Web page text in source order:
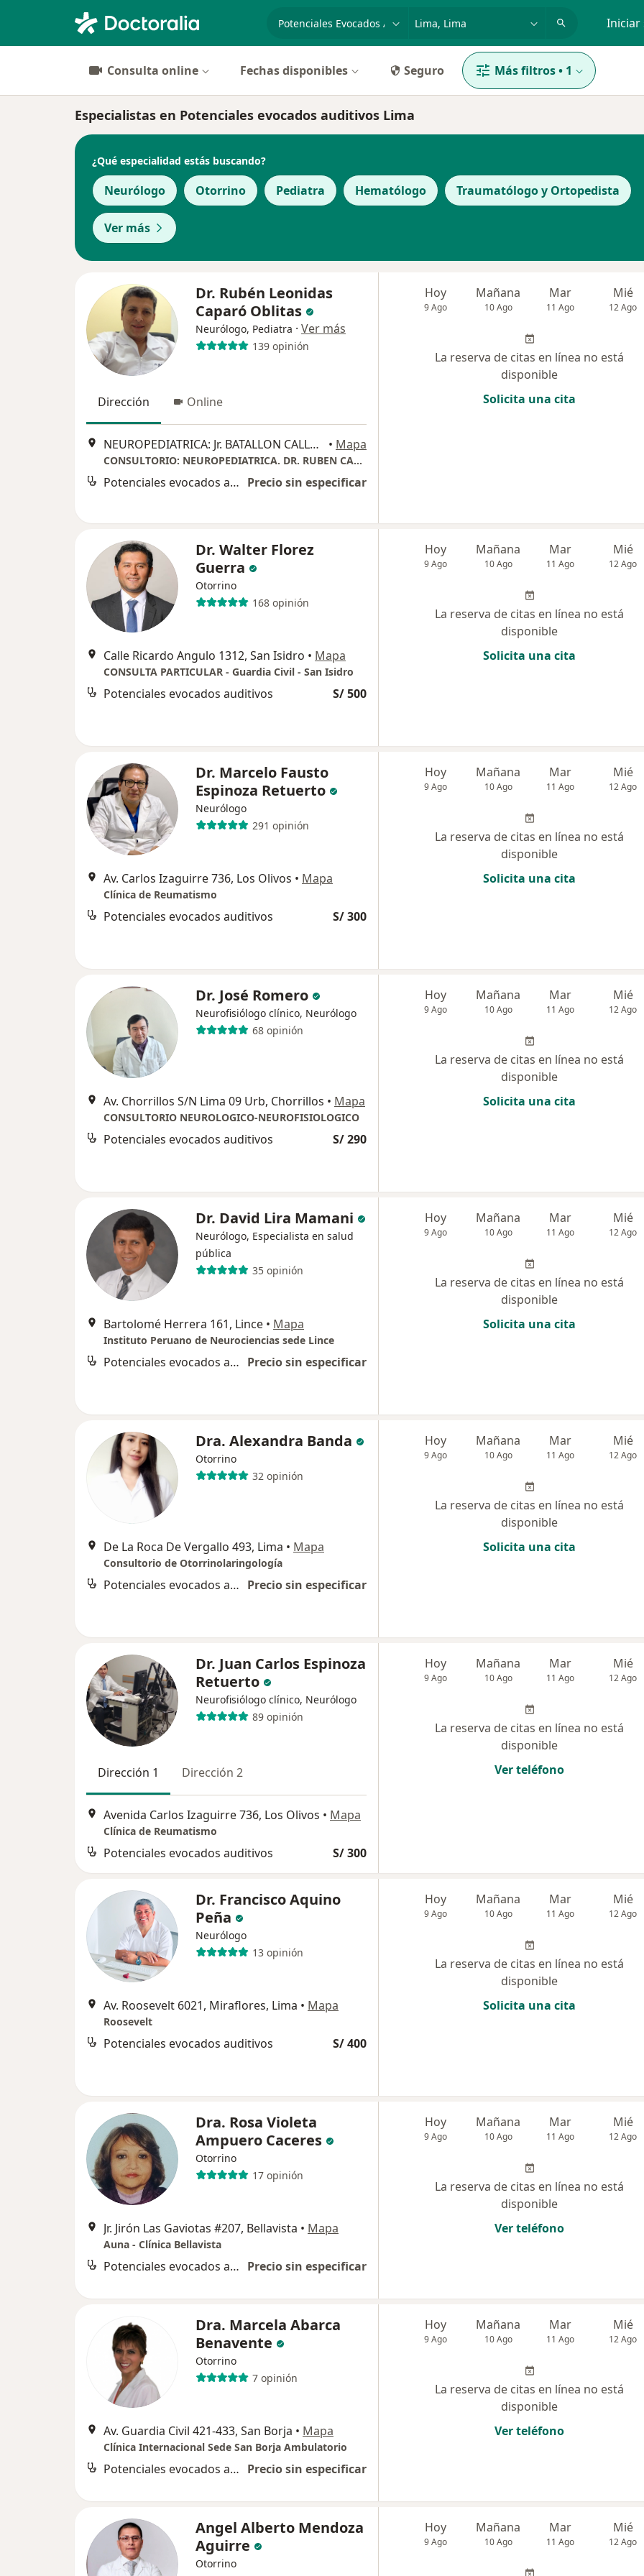
Iniciar
Consulta online Fechas disponibles Seguro Más filtros• 1
Especialistas en Potenciales evocados auditivos Lima
¿Qué especialidad estás buscando?
Neurólogo Otorrino Pediatra Hematólogo Traumatólogo y Ortopedista
Ver más
Dr. Rubén Leonidas
Caparó Oblitas
Neurólogo, Pediatra · Ver más
139 opinión
Dirección Online
NEUROPEDIATRICA: Jr. BATALLON CALLAO SUR N° 169, 3ER PISO, Oficina 305. Urb. Las Gardenias Santiago de Surco ., Lima • Mapa
CONSULTORIO: NEUROPEDIATRICA. DR. RUBEN CAPARO O.
Potenciales evocados auditivos Precio sin especificar
Hoy
9 Ago
Mañana
10 Ago
Mar
11 Ago
Mié
12 Ago
La reserva de citas en línea no está
disponible
Solicita una cita
Dr. Walter Florez
Guerra
Otorrino
168 opinión
Calle Ricardo Angulo 1312, San Isidro • Mapa
CONSULTA PARTICULAR - Guardia Civil - San Isidro
Potenciales evocados auditivos S/ 500
Hoy
9 Ago
Mañana
10 Ago
Mar
11 Ago
Mié
12 Ago
La reserva de citas en línea no está
disponible
Solicita una cita
Dr. Marcelo Fausto
Espinoza Retuerto
Neurólogo
291 opinión
Av. Carlos Izaguirre 736, Los Olivos • Mapa
Clínica de Reumatismo
Potenciales evocados auditivos S/ 300
Hoy
9 Ago
Mañana
10 Ago
Mar
11 Ago
Mié
12 Ago
La reserva de citas en línea no está
disponible
Solicita una cita
Dr. José Romero
Neurofisiólogo clínico, Neurólogo
68 opinión
Av. Chorrillos S/N Lima 09 Urb, Chorrillos • Mapa
CONSULTORIO NEUROLOGICO-NEUROFISIOLOGICO
Potenciales evocados auditivos S/ 290
Hoy
9 Ago
Mañana
10 Ago
Mar
11 Ago
Mié
12 Ago
La reserva de citas en línea no está
disponible
Solicita una cita
Dr. David Lira Mamani
Neurólogo, Especialista en salud
pública
35 opinión
Bartolomé Herrera 161, Lince • Mapa
Instituto Peruano de Neurociencias sede Lince
Potenciales evocados auditivos Precio sin especificar
Hoy
9 Ago
Mañana
10 Ago
Mar
11 Ago
Mié
12 Ago
La reserva de citas en línea no está
disponible
Solicita una cita
Dra. Alexandra Banda
Otorrino
32 opinión
De La Roca De Vergallo 493, Lima • Mapa
Consultorio de Otorrinolaringología
Potenciales evocados auditivos Precio sin especificar
Hoy
9 Ago
Mañana
10 Ago
Mar
11 Ago
Mié
12 Ago
La reserva de citas en línea no está
disponible
Solicita una cita
Dr. Juan Carlos Espinoza
Retuerto
Neurofisiólogo clínico, Neurólogo
89 opinión
Dirección 1 Dirección 2
Avenida Carlos Izaguirre 736, Los Olivos • Mapa
Clínica de Reumatismo
Potenciales evocados auditivos S/ 300
Hoy
9 Ago
Mañana
10 Ago
Mar
11 Ago
Mié
12 Ago
La reserva de citas en línea no está
disponible
Ver teléfono
Dr. Francisco Aquino
Peña
Neurólogo
13 opinión
Av. Roosevelt 6021, Miraflores, Lima • Mapa
Roosevelt
Potenciales evocados auditivos S/ 400
Hoy
9 Ago
Mañana
10 Ago
Mar
11 Ago
Mié
12 Ago
La reserva de citas en línea no está
disponible
Solicita una cita
Dra. Rosa Violeta
Ampuero Caceres
Otorrino
17 opinión
Jr. Jirón Las Gaviotas #207, Bellavista • Mapa
Auna - Clínica Bellavista
Potenciales evocados auditivos Precio sin especificar
Hoy
9 Ago
Mañana
10 Ago
Mar
11 Ago
Mié
12 Ago
La reserva de citas en línea no está
disponible
Ver teléfono
Dra. Marcela Abarca
Benavente
Otorrino
7 opinión
Av. Guardia Civil 421-433, San Borja • Mapa
Clínica Internacional Sede San Borja Ambulatorio
Potenciales evocados auditivos Precio sin especificar
Hoy
9 Ago
Mañana
10 Ago
Mar
11 Ago
Mié
12 Ago
La reserva de citas en línea no está
disponible
Ver teléfono
Angel Alberto Mendoza
Aguirre
Otorrino
Hoy
9 Ago
Mañana
10 Ago
Mar
11 Ago
Mié
12 Ago